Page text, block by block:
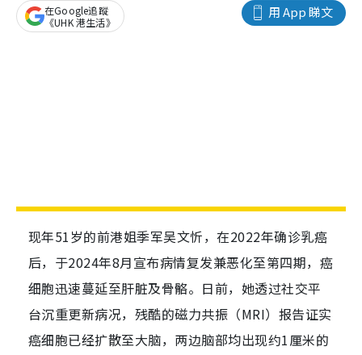
用 App 睇文
在Google追蹤
《UHK 港生活》
现年51岁的前港姐季军吴文忻，在2022年确诊乳癌
后，于2024年8月宣布病情复发兼恶化至第四期，癌
细胞迅速蔓延至肝脏及骨骼。日前，她透过社交平
台沉重更新病况，残酷的磁力共振（MRI）报告证实
癌细胞已经扩散至大脑，两边脑部均出现约1厘米的